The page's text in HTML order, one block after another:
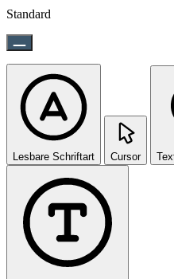
Standard
Lesbare Schriftart Cursor